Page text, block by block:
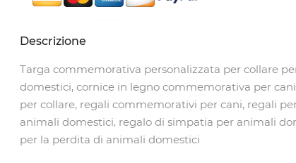
Descrizione
Targa commemorativa personalizzata per collare
domestici, cornice in legno commemorativa per
per collare, regali commemorativi per cani, regali
animali domestici, regalo di simpatia per animali
per la perdita di animali domestici